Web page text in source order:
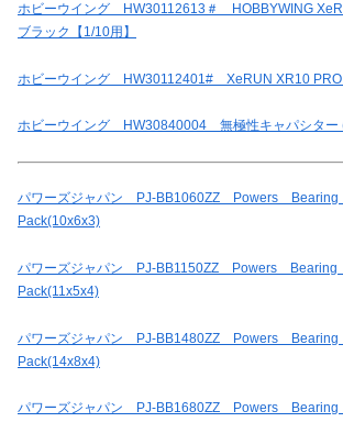
ホビーウイング HW30112613＃ HOBBYWING
ブラック【1/10用】
ホビーウイング HW30112401# XeRUN XR10 PRO
ホビーウイング HW30840004 無極性キャパシター
パワーズジャパン PJ-BB1060ZZ Powers
Pack(10x6x3)
パワーズジャパン PJ-BB1150ZZ Powers
Pack(11x5x4)
パワーズジャパン PJ-BB1480ZZ Powers
Pack(14x8x4)
パワーズジャパン PJ-BB1680ZZ Powers